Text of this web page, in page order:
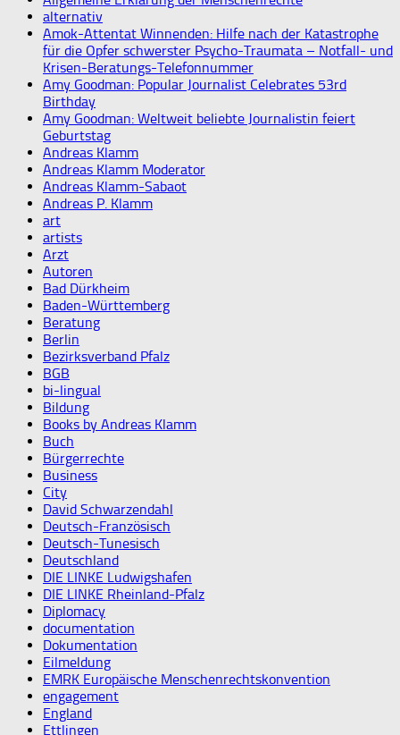
alternativ
Amok-Attentat Winnenden: Hilfe nach der Katastrophe
für die Opfer schwerster Psycho-Traumata – Notfall- und
Krisen-Beratungs-Telefonnummer
Amy Goodman: Popular Journalist Celebrates 53rd
Birthday
Amy Goodman: Weltweit beliebte Journalistin feiert
Geburtstag
Andreas Klamm
Andreas Klamm Moderator
Andreas Klamm-Sabaot
Andreas P. Klamm
art
artists
Arzt
Autoren
Bad Dürkheim
Baden-Württemberg
Beratung
Berlin
Bezirksverband Pfalz
BGB
bi-lingual
Bildung
Books by Andreas Klamm
Buch
Bürgerrechte
Business
City
David Schwarzendahl
Deutsch-Französisch
Deutsch-Tunesisch
Deutschland
DIE LINKE Ludwigshafen
DIE LINKE Rheinland-Pfalz
Diplomacy
documentation
Dokumentation
Eilmeldung
EMRK Europäische Menschenrechtskonvention
engagement
England
Ettlingen